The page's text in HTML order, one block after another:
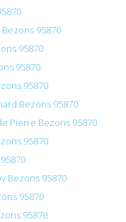
95870
95870
95870
95870
Bezons 95870
Pierre Bezons 95870
95870
Bezons 95870
95870
95870